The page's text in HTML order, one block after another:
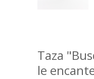
Taza
le